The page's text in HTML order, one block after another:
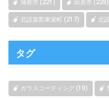
蒲郡市 (221) 田原市 (220)
北設楽郡東栄町 (217) 北
タグ
ガラスコーティング (10)